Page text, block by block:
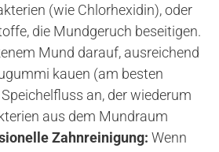
(wie Chlorhexidin), oder
die Mundgeruch beseitigen.
Mund darauf, ausreichend
kauen (am besten
an, der wiederum
aus dem Mundraum
Zahnreinigung: Wenn